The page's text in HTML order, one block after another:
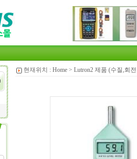
현재위치 : Home > Lutron2 제품 (수질,회